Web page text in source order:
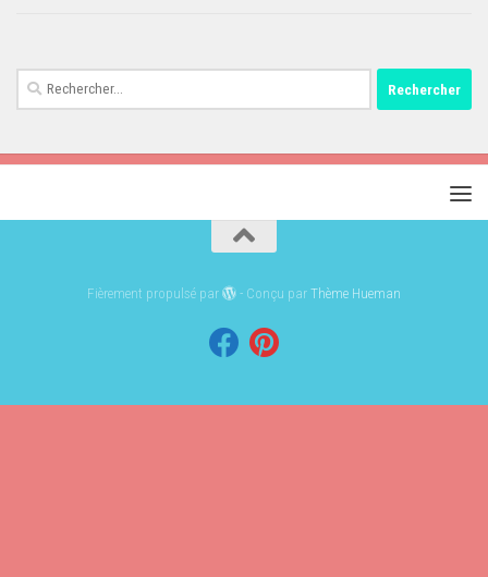
Rechercher :
Fièrement propulsé par - Conçu parThème Hueman